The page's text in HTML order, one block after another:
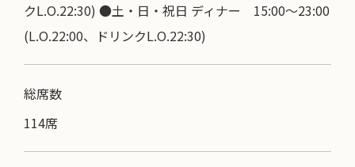
クL.O.22:30) ●土・日・祝日 ディナー 15:00～23:00
(L.O.22:00、ドリンクL.O.22:30)
総席数
114席